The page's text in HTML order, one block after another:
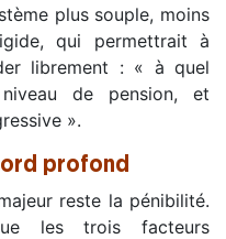
plus souple, moins
qui permettrait à
librement : « à quel
de pension, et
».
profond
reste la pénibilité.
les trois facteurs